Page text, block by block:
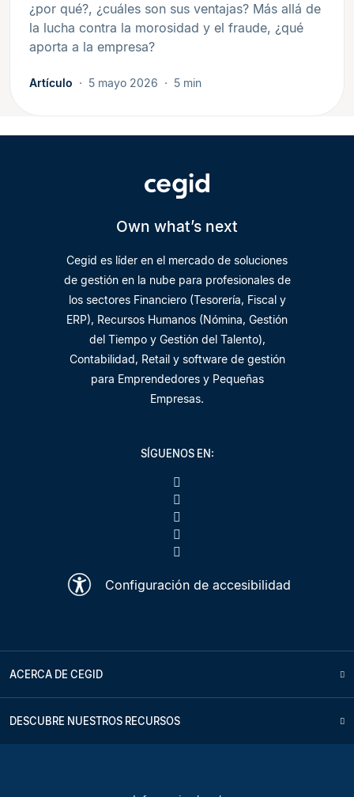
¿por qué?, ¿cuáles son sus ventajas? Más allá de
la lucha contra la morosidad y el fraude, ¿qué
aporta a la empresa?
Artículo 5 mayo 2026 5 min
Own what’s next
Cegid es líder en el mercado de soluciones
de gestión en la nube para profesionales de
los sectores Financiero (Tesorería, Fiscal y
ERP), Recursos Humanos (Nómina, Gestión
del Tiempo y Gestión del Talento),
Contabilidad, Retail y software de gestión
para Emprendedores y Pequeñas
Empresas.
SÍGUENOS EN:
Configuración de accesibilidad
ACERCA DE CEGID
DESCUBRE NUESTROS RECURSOS